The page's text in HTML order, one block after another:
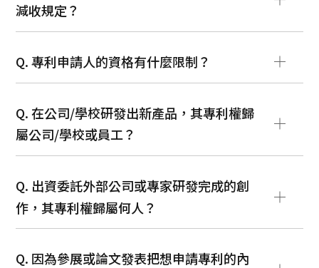
減收規定？
Q. 專利申請人的資格有什麼限制？
Q. 在公司/學校研發出新產品，其專利權歸
屬公司/學校或員工？
Q. 出資委託外部公司或專家研發完成的創
作，其專利權歸屬何人？
Q. 因為參展或論文發表把想申請專利的內